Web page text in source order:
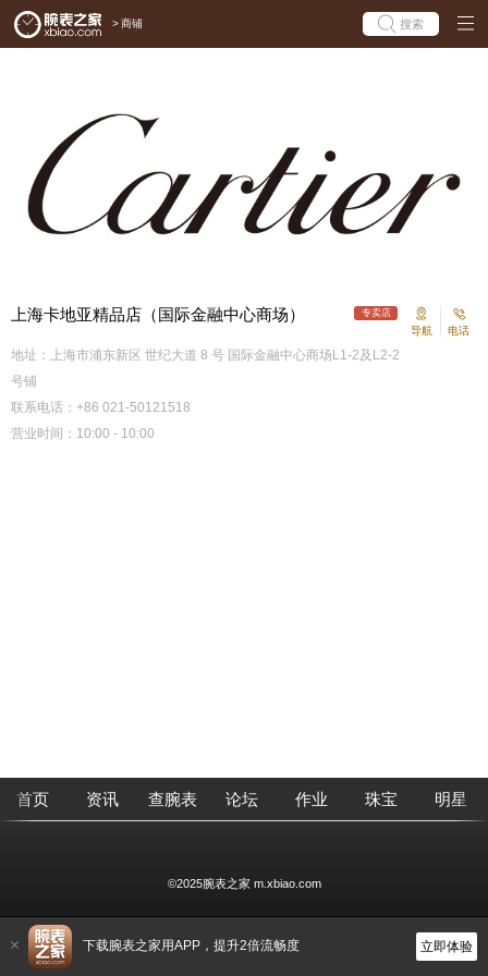
下载腕表之家用APP，提升2倍流畅度 立即体验
> 商铺 搜索
上海卡地亚精品店（国际金融中心商场） 专卖店
导航 电话
地址：上海市浦东新区 世纪大道 8 号 国际金融中心商场L1-2及L2-2
号铺
联系电话：+86 021-50121518
营业时间：10:00 - 10:00
首页 资讯 查腕表 论坛 作业 珠宝 明星
©2025腕表之家 m.xbiao.com